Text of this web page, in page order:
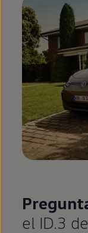
el ID.3 de